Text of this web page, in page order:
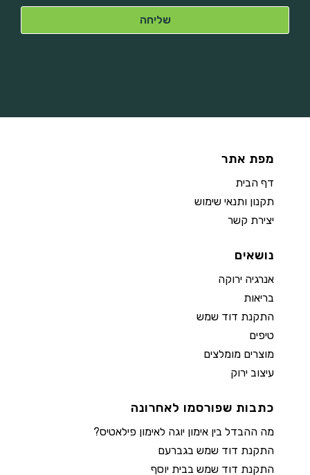
מפת אתר
דף הבית
תקנון ותנאי שימוש
יצירת קשר
נושאים
אנרגיה ירוקה
בריאות
התקנת דוד שמש
טיפים
מוצרים מומלצים
עיצוב ירוק
כתבות שפורסמו לאחרונה
מה ההבדל בין אימון יוגה לאימון פילאטיס?
התקנת דוד שמש בגברעם
התקנת דוד שמש בבית יוסף